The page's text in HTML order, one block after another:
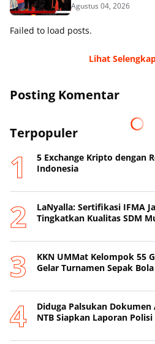
Agustus 04, 2026
Failed to load posts.
Lihat
Posting Komentar
Terpopuler
5 Exchange Kripto dengan
Indonesia
LaNyalla: Sertifikasi IFMA
Tingkatkan Kualitas SDM
KKN UMMat Kelompok 55
Gelar Turnamen Sepak Bola
Diduga Palsukan
NTB Siapkan Laporan